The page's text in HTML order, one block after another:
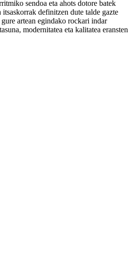
sendoa eta ahots dotore batek
definitzen dute talde gazte
artean egindako rockari indar
modernitatea eta kalitatea eransten